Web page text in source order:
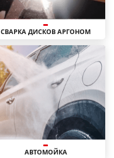
СВАРКА ДИСКОВ АРГОНОМ
АВТОМОЙКА